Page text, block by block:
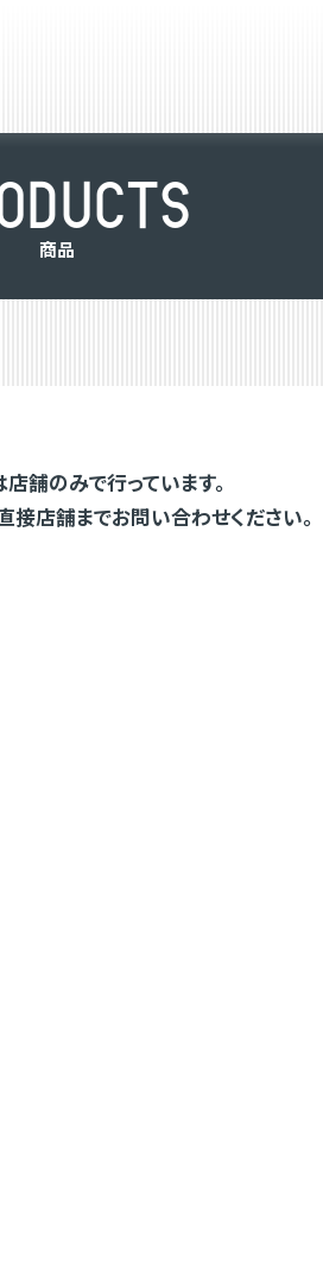
DUCTS
商品
舗のみで行っています。
店舗までお問い合わせください。